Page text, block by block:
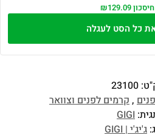
כל הסט לעגלה
23100
,קרמים לפנים וצוואר
GIGI
ג'יג'י | GIGI